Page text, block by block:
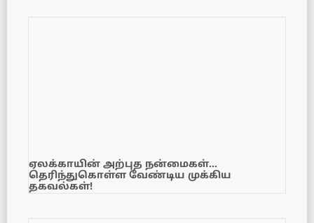
ஏலக்காயின் அற்புத நன்மைகள்…
தெரிந்துகொள்ள வேண்டிய முக்கிய
தகவல்கள்!